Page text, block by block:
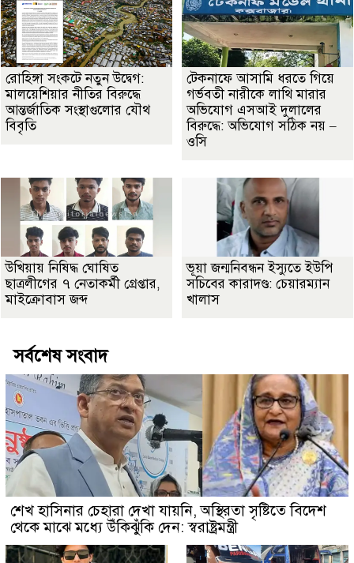
রোহিঙ্গা সংকটে নতুন উদ্বেগ:
মালয়েশিয়ার নীতির বিরুদ্ধে
আন্তর্জাতিক সংস্থাগুলোর যৌথ
বিবৃতি
টেকনাফে আসামি ধরতে গিয়ে
গর্ভবতী নারীকে লাথি মারার
অভিযোগ এসআই দুলালের
বিরুদ্ধে: অভিযোগ সঠিক নয় –
ওসি
উখিয়ায় নিষিদ্ধ ঘোষিত
ছাত্রলীগের ৭ নেতাকর্মী গ্রেপ্তার,
মাইক্রোবাস জব্দ
ভূয়া জন্মনিবন্ধন ইস্যুতে ইউপি
সচিবের কারাদণ্ড: চেয়ারম্যান
খালাস
সর্বশেষ সংবাদ
শেখ হাসিনার চেহারা দেখা যায়নি, অস্থিরতা সৃষ্টিতে বিদেশ
থেকে মাঝে মধ্যে উঁকিঝুঁকি দেন: স্বরাষ্ট্রমন্ত্রী